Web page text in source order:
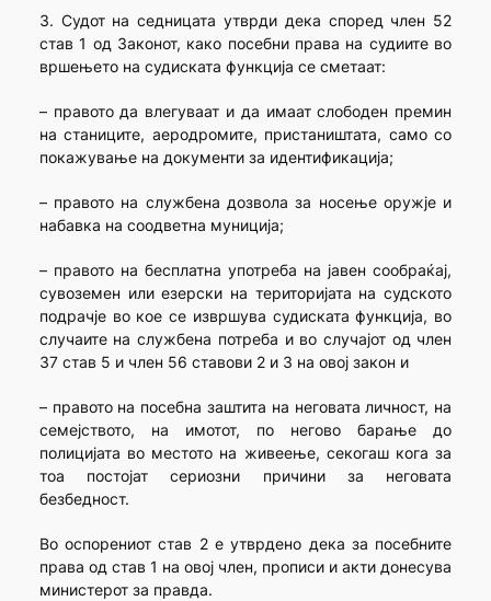
3. Судот на седницата утврди дека според член 52
став 1 од Законот, како посебни права на судиите во
вршењето на судиската функција се сметаат:
– правото да влегуваат и да имаат слободен премин
на станиците, аеродромите, пристаништата, само со
покажување на документи за идентификација;
– правото на службена дозвола за носење оружје и
набавка на соодветна муниција;
– правото на бесплатна употреба на јавен сообраќај,
сувоземен или езерски на територијата на судското
подрачје во кое се извршува судиската функција, во
случаите на службена потреба и во случајот од член
37 став 5 и член 56 ставови 2 и 3 на овој закон и
– правото на посебна заштита на неговата личност, на
семејството, на имотот, по негово барање до
полицијата во местото на живеење, секогаш кога за
тоа постојат сериозни причини за неговата
безбедност.
Во оспорениот став 2 е утврдено дека за посебните
права од став 1 на овој член, прописи и акти донесува
министерот за правда.